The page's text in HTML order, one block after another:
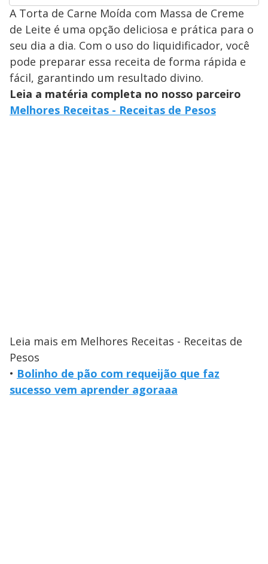
A Torta de Carne Moída com Massa de Creme
de Leite é uma opção deliciosa e prática para o
seu dia a dia. Com o uso do liquidificador, você
pode preparar essa receita de forma rápida e
fácil, garantindo um resultado divino.
Leia a matéria completa no nosso parceiro
Melhores Receitas - Receitas de Pesos
Leia mais em Melhores Receitas - Receitas de
Pesos
• Bolinho de pão com requeijão que faz
sucesso vem aprender agoraaa